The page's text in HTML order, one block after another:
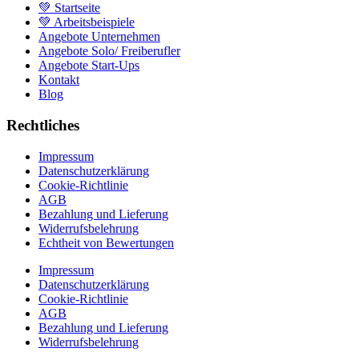
💚 Startseite
💚 Arbeitsbeispiele
Angebote Unternehmen
Angebote Solo/ Freiberufler
Angebote Start-Ups
Kontakt
Blog
Rechtliches
Impressum
Datenschutzerklärung
Cookie-Richtlinie
AGB
Bezahlung und Lieferung
Widerrufsbelehrung
Echtheit von Bewertungen
Impressum
Datenschutzerklärung
Cookie-Richtlinie
AGB
Bezahlung und Lieferung
Widerrufsbelehrung